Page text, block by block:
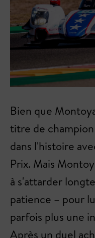
Bien que
titre de
dans l'histoire
Prix. Mais
à s'attarder
patience – pour
parfois plus une
Après un duel